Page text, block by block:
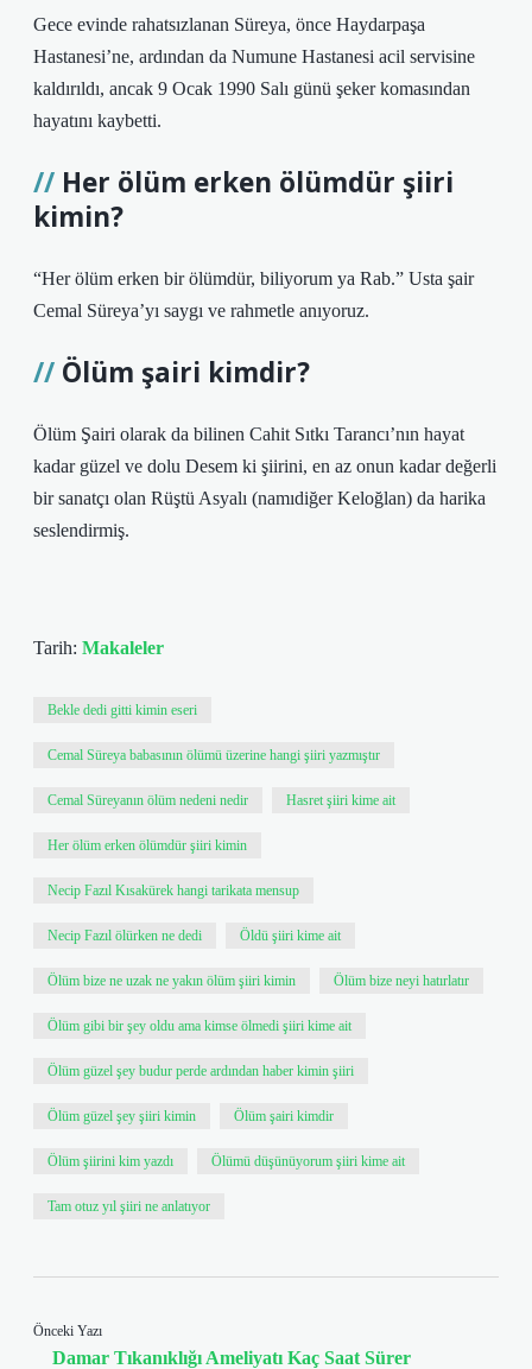
Gece evinde rahatsızlanan Süreya, önce Haydarpaşa
Hastanesi’ne, ardından da Numune Hastanesi acil servisine
kaldırıldı, ancak 9 Ocak 1990 Salı günü şeker komasından
hayatını kaybetti.
Her ölüm erken ölümdür şiiri
kimin?
“Her ölüm erken bir ölümdür, biliyorum ya Rab.” Usta şair
Cemal Süreya’yı saygı ve rahmetle anıyoruz.
Ölüm şairi kimdir?
Ölüm Şairi olarak da bilinen Cahit Sıtkı Tarancı’nın hayat
kadar güzel ve dolu Desem ki şiirini, en az onun kadar değerli
bir sanatçı olan Rüştü Asyalı (namıdiğer Keloğlan) da harika
seslendirmiş.
Tarih: Makaleler
Bekle dedi gitti kimin eseri
Cemal Süreya babasının ölümü üzerine hangi şiiri yazmıştır
Cemal Süreyanın ölüm nedeni nedir Hasret şiiri kime ait
Her ölüm erken ölümdür şiiri kimin
Necip Fazıl Kısakürek hangi tarikata mensup
Necip Fazıl ölürken ne dedi Öldü şiiri kime ait
Ölüm bize ne uzak ne yakın ölüm şiiri kimin Ölüm bize neyi hatırlatır
Ölüm gibi bir şey oldu ama kimse ölmedi şiiri kime ait
Ölüm güzel şey budur perde ardından haber kimin şiiri
Ölüm güzel şey şiiri kimin Ölüm şairi kimdir
Ölüm şiirini kim yazdı Ölümü düşünüyorum şiiri kime ait
Tam otuz yıl şiiri ne anlatıyor
Önceki Yazı
Damar Tıkanıklığı Ameliyatı Kaç Saat Sürer